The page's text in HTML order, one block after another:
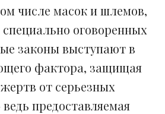
числе масок и шлемов,
оговоренных
законы выступают в
фактора, защищая
от серьезных
предоставляемая